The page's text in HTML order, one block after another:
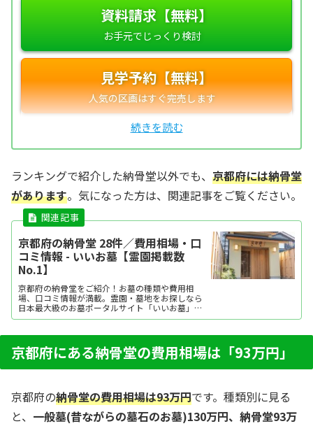
資料請求【無料】
見学予約【無料】
ランキングで紹介した納骨堂以外でも、 京都府には納骨堂
があります。気になった方は、関連記事をご覧ください。
京都府の納骨堂 28件／費用相場・口
コミ情報 - いいお墓【霊園掲載数
No.1】
京都府の納骨堂をご紹介！お墓の種類や費用相
場、口コミ情報が満載。霊園・墓地をお探しなら
日本最大級のお墓ポータルサイト「いいお墓」に
お任せください。資料請求・見学予約・お墓の相
方など、お墓探しに役立つ情報も提供中。
京都府にある納骨堂の費用相場は「93万円」
京都府の納骨堂の費用相場は93万円です。種類別に見る
と、 一般墓(昔ながらの墓石のお墓)130万円、納骨堂93万